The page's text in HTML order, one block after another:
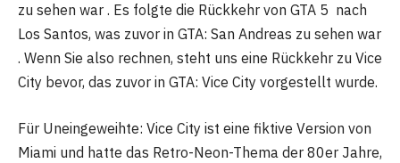
zu sehen war . Es folgte die Rückkehr von GTA 5 nach
Los Santos, was zuvor in GTA: San Andreas zu sehen war
. Wenn Sie also rechnen, steht uns eine Rückkehr zu Vice
City bevor, das zuvor in GTA: Vice City vorgestellt wurde.
Für Uneingeweihte: Vice City ist eine fiktive Version von
Miami und hatte das Retro-Neon-Thema der 80er Jahre,